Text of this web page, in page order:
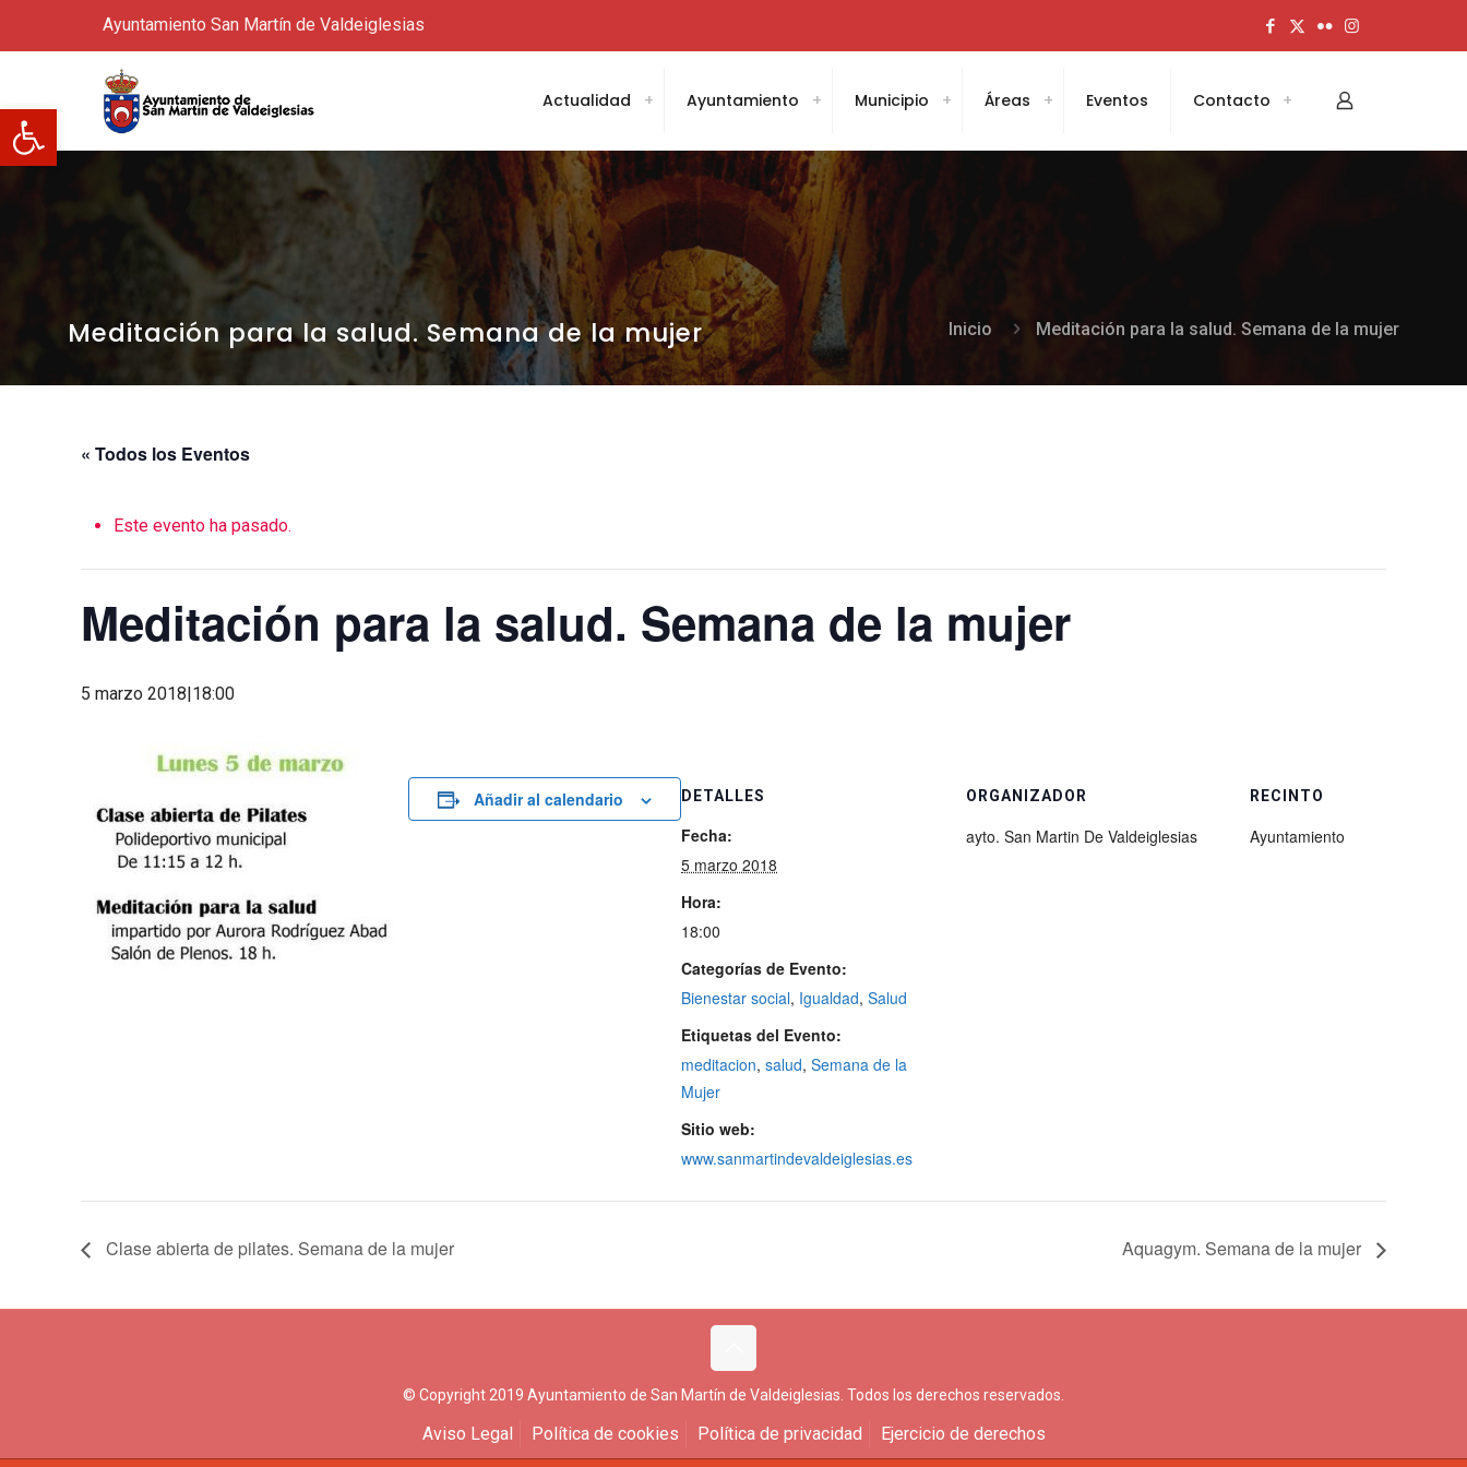
Abrir barra de herramientas
Ayuntamiento San Martín de Valdeiglesias
Actualidad Ayuntamiento Municipio Áreas Eventos Contacto
Meditación para la salud. Semana de la mujer Inicio Meditación para la salud. Semana de la mujer
« Todos los Eventos
Este evento ha pasado.
Meditación para la salud. Semana de la mujer
5 marzo 2018|18:00
Añadir al calendario DETALLES
Fecha:
5 marzo 2018
Hora:
18:00
Categorías de Evento:
Bienestar social, Igualdad,Salud
Etiquetas del Evento:
meditacion,salud,Semana de la
Mujer
Sitio web:
www.sanmartindevaldeiglesias.es
ORGANIZADOR
ayto. San Martin De Valdeiglesias
RECINTO
Ayuntamiento
Clase abierta de pilates. Semana de la mujer Aquagym. Semana de la mujer
© Copyright 2019 Ayuntamiento de San Martín de Valdeiglesias. Todos los derechos reservados.
Aviso Legal Política de cookies Política de privacidad Ejercicio de derechos